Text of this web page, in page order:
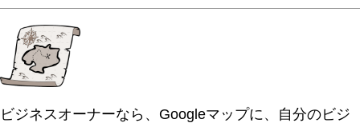
ビジネスオーナーなら、Googleマップに、自分のビジ